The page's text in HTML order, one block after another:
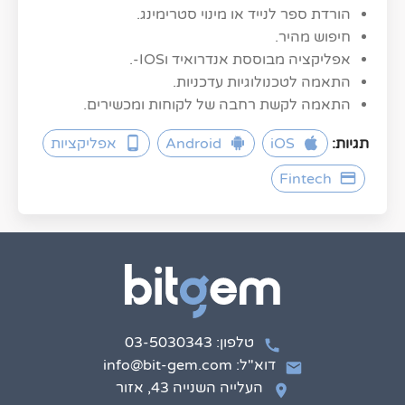
הורדת ספר לנייד או מינוי סטרימינג.
חיפוש מהיר.
אפליקציה מבוססת אנדרואיד וIOS-.
התאמה לטכנולוגיות עדכניות.
התאמה לקשת רחבה של לקוחות ומכשירים.
תגיות:
אפליקציות
טלפון: 03-5030343
דוא"ל: info@bit-gem.com
העלייה השנייה 43, אזור